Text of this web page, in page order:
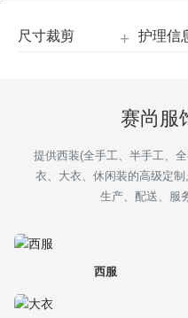
职业装
联系我们
尺寸裁剪 护理信
赛尚服
提供西装(全手工、半手工、
衣、大衣、休闲装的高级定制
生产、配送、服
西服